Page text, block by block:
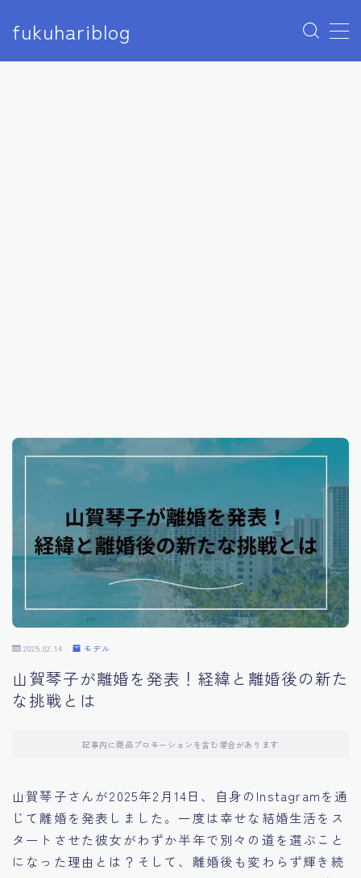
fukuhariblog
MENU
スポーツ選手
ライフ
2025.02.14 モデル
山賀琴子が離婚を発表！経緯と離婚後の新た
な挑戦とは
記事内に商品プロモーションを含む場合があります
山賀琴子さんが2025年2月14日、自身のInstagramを通
じて離婚を発表しました。一度は幸せな結婚生活をス
タートさせた彼女がわずか半年で別々の道を選ぶこと
になった理由とは？そして、離婚後も変わらず輝き続